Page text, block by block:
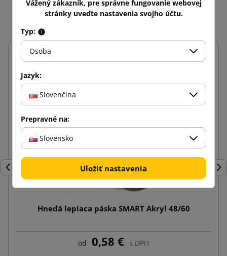
Späť
Hnedá lepiaca páska SMART Akryl 48/60
od 0,58 € s DPH
Vážený zákazník, pre správne fungovanie webovej
stránky uveďte nastavenia svojho účtu.
Typ:
Osoba
Jazyk:
Slovenčina
Prepravné na:
Slovensko
Uložiť nastavenia